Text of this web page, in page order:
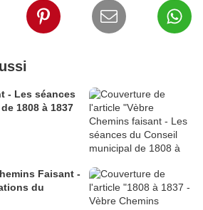
- Les séances
1808 à 1837
Faisant -
du